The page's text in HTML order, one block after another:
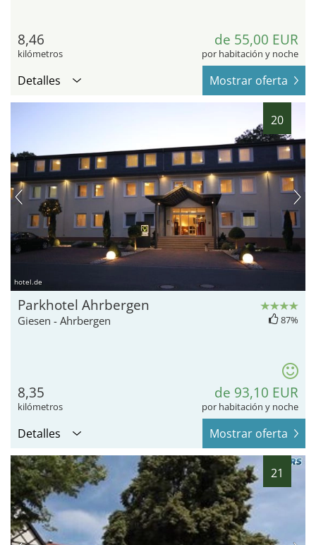
8,46
kilómetros
de 55,00 EUR
por habitación y noche
Detalles Mostrar oferta
20
hotel.de
Parkhotel Ahrbergen
Giesen - Ahrbergen 87%
8,35
kilómetros
de 93,10 EUR
por habitación y noche
Detalles Mostrar oferta
21